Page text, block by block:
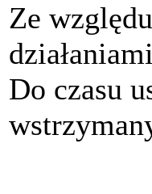
Ze
Do czasu